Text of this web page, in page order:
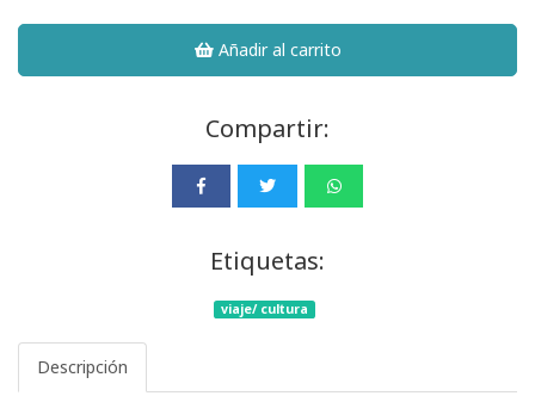
Añadir al carrito
Compartir:
Etiquetas:
viaje/ cultura
Descripción